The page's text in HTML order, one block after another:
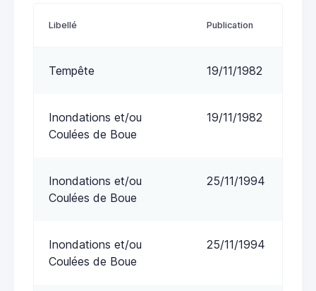
Libellé Publication
Tempête 19/11/1982
Inondations et/ou
Coulées de Boue
19/11/1982
Inondations et/ou
Coulées de Boue
25/11/1994
Inondations et/ou
Coulées de Boue
25/11/1994